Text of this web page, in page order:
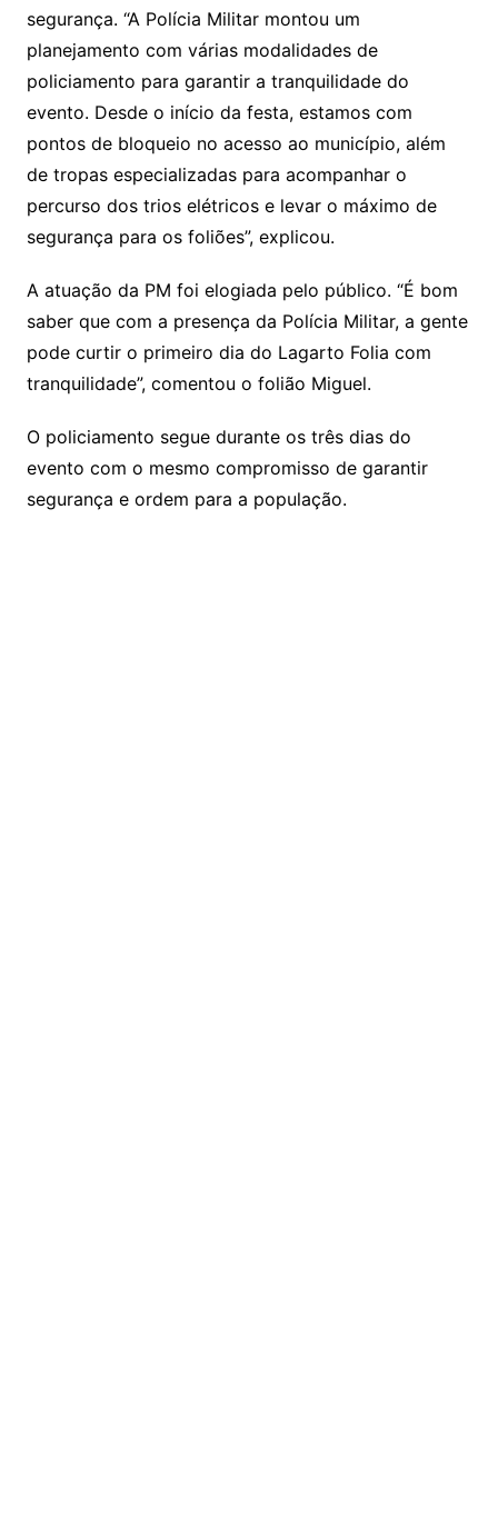
segurança. “A Polícia Militar montou um
planejamento com várias modalidades de
policiamento para garantir a tranquilidade do
evento. Desde o início da festa, estamos com
pontos de bloqueio no acesso ao município, além
de tropas especializadas para acompanhar o
percurso dos trios elétricos e levar o máximo de
segurança para os foliões”, explicou.
A atuação da PM foi elogiada pelo público. “É bom
saber que com a presença da Polícia Militar, a gente
pode curtir o primeiro dia do Lagarto Folia com
tranquilidade”, comentou o folião Miguel.
O policiamento segue durante os três dias do
evento com o mesmo compromisso de garantir
segurança e ordem para a população.